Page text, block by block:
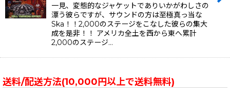
一見、変態的なジャケットでありいかがわしさの
漂う彼らですが、サウンドの方は至極真っ当な
Ska！！2,000のステージをこなした彼らの集大
成を是非！！ アメリカ全土を西から東へ累計
2,000のステージ…
送料/配送方法(10,000円以上で送料無料)